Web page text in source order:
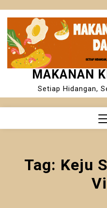
Skip
content
MAKANAN
Setiap Hidangan,
Tag: Keju